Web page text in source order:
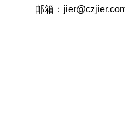
邮箱：